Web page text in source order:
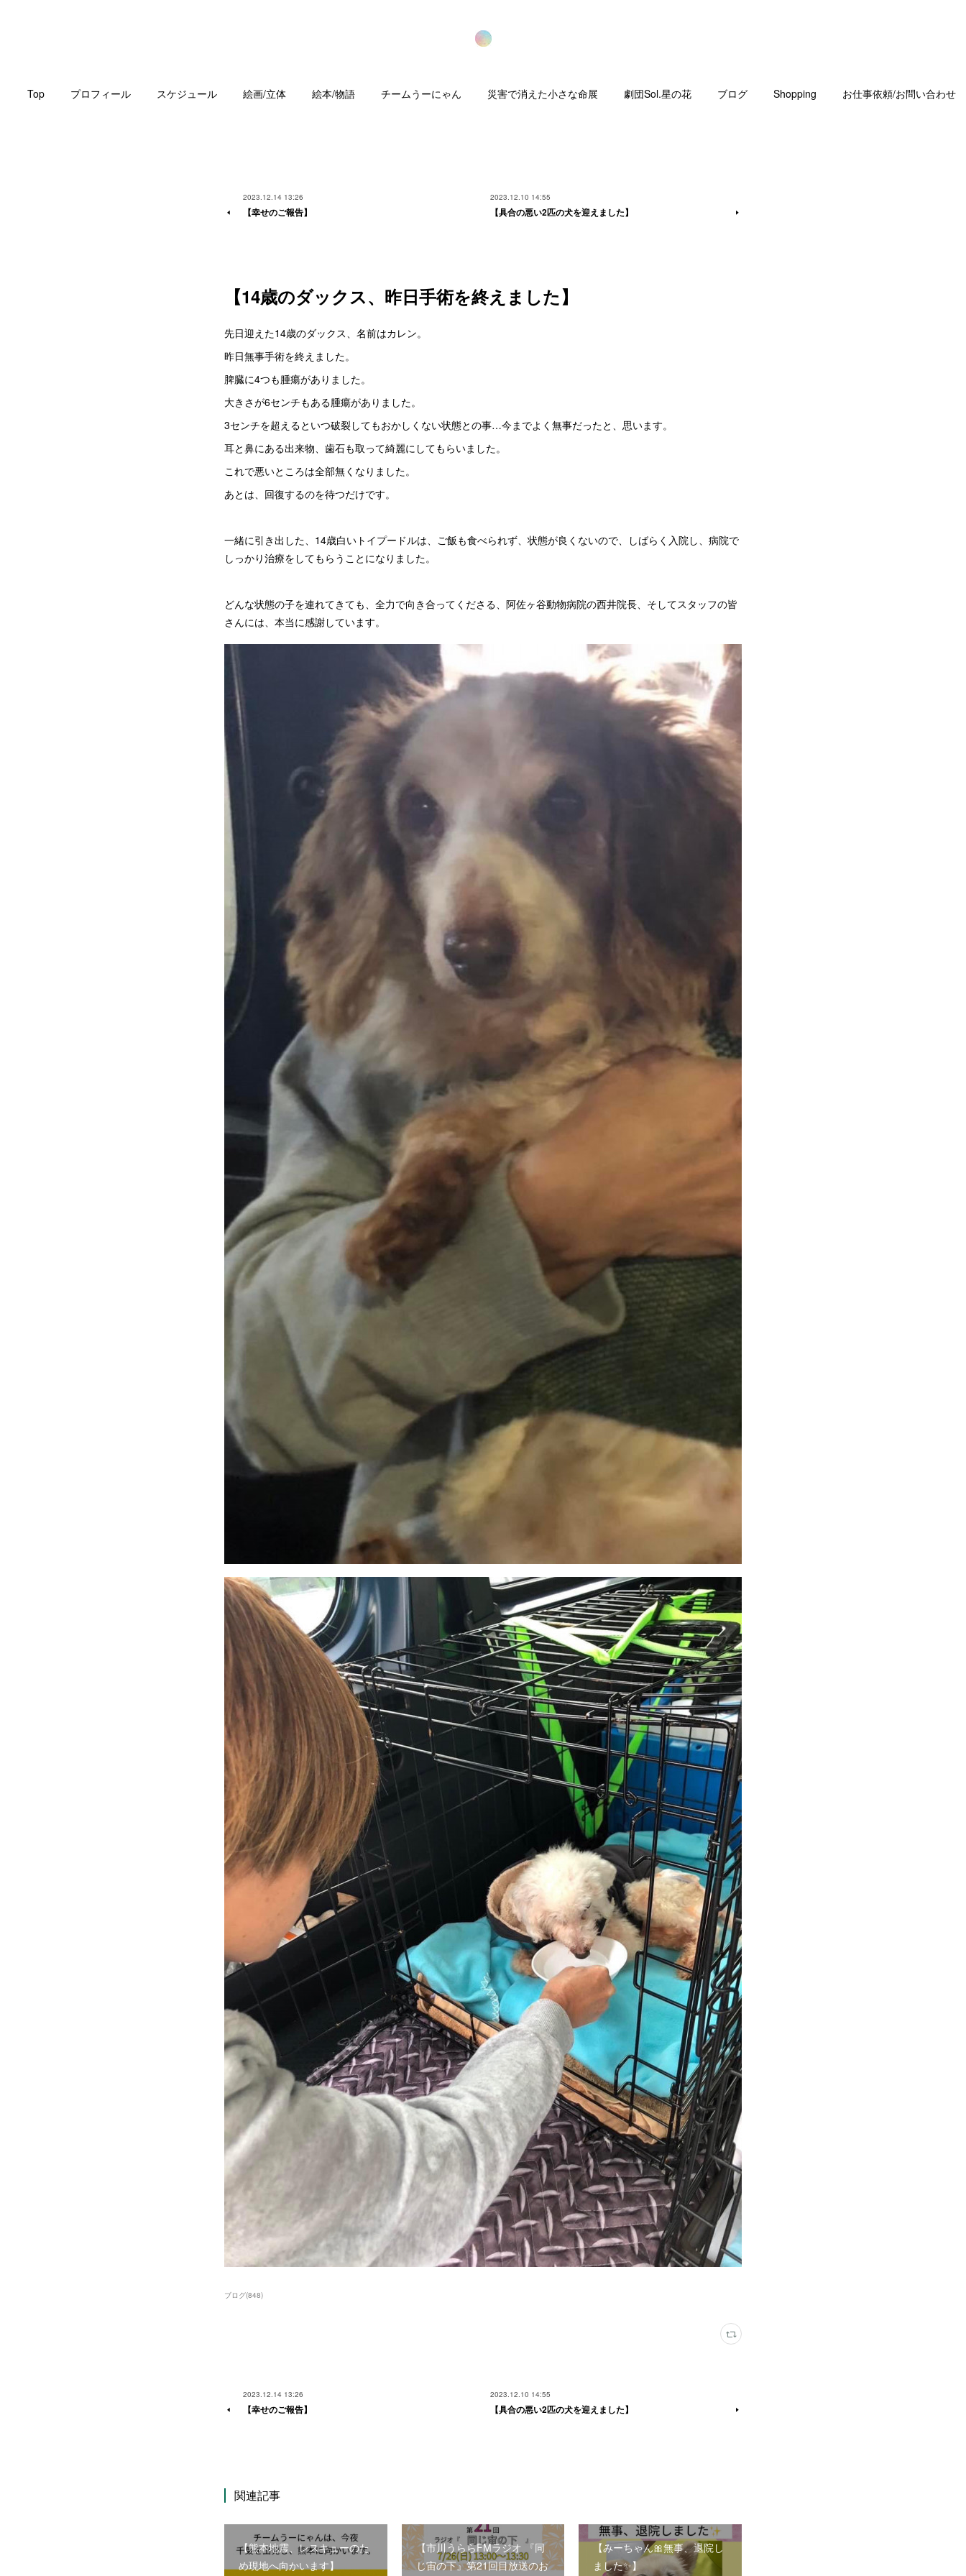
Top プロフィール スケジュール 絵画/立体 絵本/物語 チームうーにゃん 災害で消えた小さな命展 劇団Sol.星の花 ブログ Shopping お仕事依頼/お問い合わせ
2023.12.14 13:26
【幸せのご報告】
2023.12.10 14:55
【具合の悪い2匹の犬を迎えました】
【14歳のダックス、昨日手術を終えました】
先日迎えた14歳のダックス、名前はカレン。
昨日無事手術を終えました。
脾臓に4つも腫瘍がありました。
大きさが6センチもある腫瘍がありました。
3センチを超えるといつ破裂してもおかしくない状態との事…今までよく無事だったと、思います。
耳と鼻にある出来物、歯石も取って綺麗にしてもらいました。
これで悪いところは全部無くなりました。
あとは、回復するのを待つだけです。
一緒に引き出した、14歳白いトイプードルは、ご飯も食べられず、状態が良くないので、しばらく入院し、病院で
しっかり治療をしてもらうことになりました。
どんな状態の子を連れてきても、全力で向き合ってくださる、阿佐ヶ谷動物病院の西井院長、そしてスタッフの皆
さんには、本当に感謝しています。
ブログ(848)
2023.12.14 13:26
【幸せのご報告】
2023.12.10 14:55
【具合の悪い2匹の犬を迎えました】
関連記事
【熊本地震、レスキューのた
め現地へ向かいます】
【市川うららFMラジオ 『同
じ宙の下』第21回目放送のお
【みーちゃん🎀無事、退院し
ました✨】